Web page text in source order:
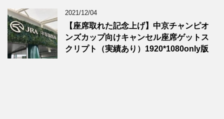
2021/12/04
【座席取れた記念上げ】中京チャンピオ
ンズカップ向けキャンセル座席ゲットス
クリプト（実績あり）1920*1080only版